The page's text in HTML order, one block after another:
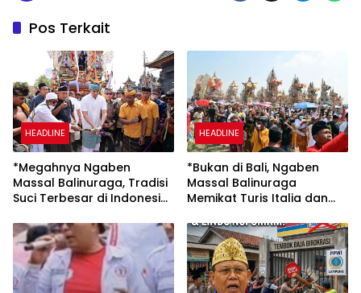
Pos Terkait
HEADLINE
*Megahnya Ngaben
Massal Balinuraga, Tradisi
Suci Terbesar di Indonesia
dan Merekatkan Ikatan
Keluarga*
HEADLINE
*Bukan di Bali, Ngaben
Massal Balinuraga
Memikat Turis Italia dan